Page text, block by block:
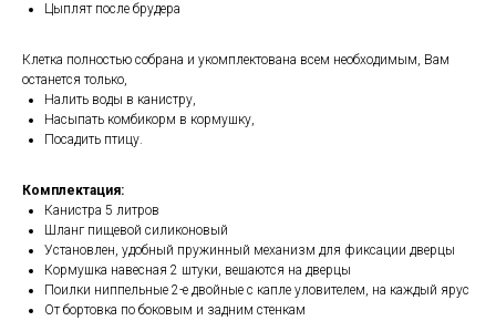
Цыплят после брудера
Клетка полностью собрана и укомплектована всем необходимым, Вам
останется только,
Налить воды в канистру,
Насыпать комбикорм в кормушку,
Посадить птицу.
Комплектация:
Канистра 5 литров
Шланг пищевой силиконовый
Установлен, удобный пружинный механизм для фиксации дверцы
Кормушка навесная 2 штуки, вешаются на дверцы
Поилки ниппельные 2-е двойные с капле уловителем, на каждый ярус
От бортовка по боковым и задним стенкам